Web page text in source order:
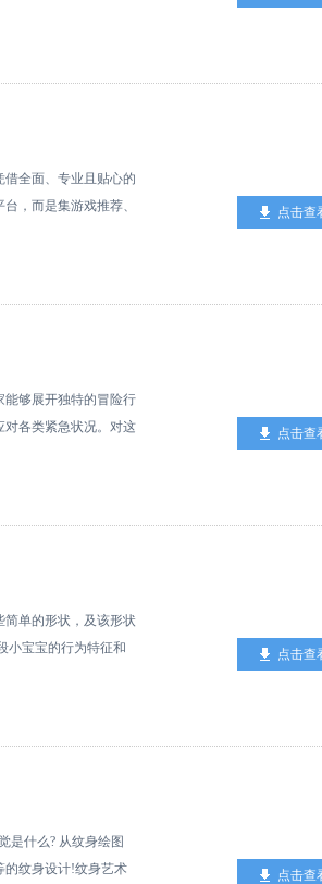
险之旅。 2、口袋妖
的热血与激烈，让你
怪，增强自己的力
的精彩征程。
自动战斗模式与离
划进化路线充满趣
，对新手不太友好，
个人哦。
感兴趣的小伙伴们，
自由培养高人气角
诸多故事情节，让游
养成】每个角色在属
技能也各有特色。巧
【原汁原味正版授
人【烧脑策略掌上电
对千变万化的战局，
能够成功战胜冒险旅程
式原汁原味地还原动
每次进阶时，罗宾
罗宾的护甲偏低，容
这一不足。 专属武
费钻石获得） 角色
者，在阿拉巴斯坦战
岛后都有一定几率获
精彩纷呈的故事情
角色扮演手游。
借全面、专业且贴心的
，而是集游戏推荐、
你能够免费畅玩各类
体验、好友互动交
装，十万海量游戏经
人气爆棚的游戏社区，
好游戏，更呈现游戏
签：随时直达“新
统：开启群聊，不再
家族！4)发表动态：
日更新，看看大家都
圈1)游戏圈：大咖玩
的游戏，礼包将优先
区：电脑游戏、手机
漫画、好看新番、爆
七天签满赚更多！2)
3)我的主页：进入我
这么火4399的三个运
点击查
能够展开独特的冒险行
对各类紧急状况。对这
消防车的发动机进行
场景。4、每次完成任
1、火灾有很多种。
力把火扑灭。3、如果
。我的英雄消防员优
游戏。2、每次你完成
体验小消防员的日常
展开互动。
点击查
简单的形状，及该形状
小宝宝的行为特征和
状，不仅能启蒙宝宝
点击查
是什么? 从纹身绘图
的纹身设计!纹身艺术
点击查